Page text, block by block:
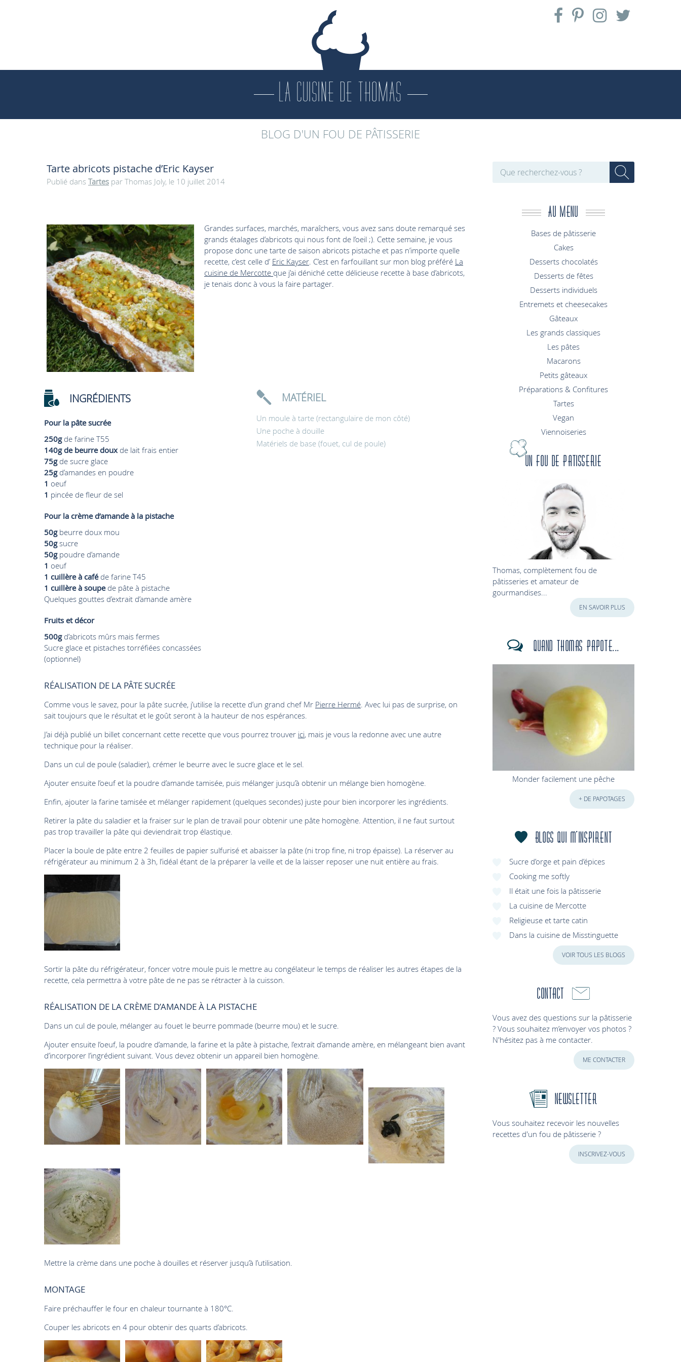
LA CUISINE DE THOMAS
BLOG D'UN FOU DE PÂTISSERIE
Tarte abricots pistache d’Eric Kayser
Publié dans Tartes par Thomas Joly, le 10 juillet 2014
Grandes surfaces, marchés, maraîchers, vous avez sans doute remarqué ses
grands étalages d’abricots qui nous font de l’oeil ;). Cette semaine, je vous
propose donc une tarte de saison abricots pistache et pas n’importe quelle
recette, c’est celle d’ Eric Kayser. C’est en farfouillant sur mon blog préféré La
cuisine de Mercotte que j’ai déniché cette délicieuse recette à base d’abricots,
je tenais donc à vous la faire partager.
INGRÉDIENTS
Pour la pâte sucrée
250gde farine T55
140g de beurre douxde lait frais entier
75gde sucre glace
25gd’amandes en poudre
1 oeuf
1 pincée de fleur de sel
Pour la crème d’amande à la pistache
50gbeurre doux mou
50gsucre
50gpoudre d’amande
1 oeuf
1 cuillère à caféde farine T45
1 cuillère à soupede pâte à pistache
Quelques gouttes d’extrait d’amande amère
Fruits et décor
500gd’abricots mûrs mais fermes
Sucre glace et pistaches torréfiées concassées
(optionnel)
MATÉRIEL
Un moule à tarte (rectangulaire de mon côté)
Une poche à douille
Matériels de base (fouet, cul de poule)
RÉALISATION DE LA PÂTE SUCRÉE
Comme vous le savez, pour la pâte sucrée, j’utilise la recette d’un grand chef Mr Pierre Hermé. Avec lui pas de surprise, on
sait toujours que le résultat et le goût seront à la hauteur de nos espérances.
J’ai déjà publié un billet concernant cette recette que vous pourrez trouver ici, mais je vous la redonne avec une autre
technique pour la réaliser.
Dans un cul de poule (saladier), crémer le beurre avec le sucre glace et le sel.
Ajouter ensuite l’oeuf et la poudre d’amande tamisée, puis mélanger jusqu’à obtenir un mélange bien homogène.
Enfin, ajouter la farine tamisée et mélanger rapidement (quelques secondes) juste pour bien incorporer les ingrédients.
Retirer la pâte du saladier et la fraiser sur le plan de travail pour obtenir une pâte homogène. Attention, il ne faut surtout
pas trop travailler la pâte qui deviendrait trop élastique.
Placer la boule de pâte entre 2 feuilles de papier sulfurisé et abaisser la pâte (ni trop fine, ni trop épaisse). La réserver au
réfrigérateur au minimum 2 à 3h, l’idéal étant de la préparer la veille et de la laisser reposer une nuit entière au frais.
Sortir la pâte du réfrigérateur, foncer votre moule puis le mettre au congélateur le temps de réaliser les autres étapes de la
recette, cela permettra à votre pâte de ne pas se rétracter à la cuisson.
RÉALISATION DE LA CRÈME D’AMANDE À LA PISTACHE
Dans un cul de poule, mélanger au fouet le beurre pommade (beurre mou) et le sucre.
Ajouter ensuite l’oeuf, la poudre d’amande, la farine et la pâte à pistache, l’extrait d’amande amère, en mélangeant bien avant
d’incorporer l’ingrédient suivant. Vous devez obtenir un appareil bien homogène.
Mettre la crème dans une poche à douilles et réserver jusqu’à l’utilisation.
MONTAGE
Faire préchauffer le four en chaleur tournante à 180°C.
Couper les abricots en 4 pour obtenir des quarts d’abricots.
AU MENU
Bases de pâtisserie
Cakes
Desserts chocolatés
Desserts de fêtes
Desserts individuels
Entremets et cheesecakes
Gâteaux
Les grands classiques
Les pâtes
Macarons
Petits gâteaux
Préparations & Confitures
Tartes
Vegan
Viennoiseries
Un fou de patisserie
Thomas, complètement fou de
pâtisseries et amateur de
gourmandises...
EN SAVOIR PLUS
Quand Thomas papote...
Monder facilement une pêche
+ DE PAPOTAGES
Blogs qui m'inspirent
Sucre d’orge et pain d’épices
Cooking me softly
Il était une fois la pâtisserie
La cuisine de Mercotte
Religieuse et tarte catin
Dans la cuisine de Misstinguette
VOIR TOUS LES BLOGS
Contact
Vous avez des questions sur la pâtisserie
? Vous souhaitez m’envoyer vos photos ?
N'hésitez pas à me contacter.
ME CONTACTER
Newsletter
Vous souhaitez recevoir les nouvelles
recettes d'un fou de pâtisserie ?
INSCRIVEZ-VOUS